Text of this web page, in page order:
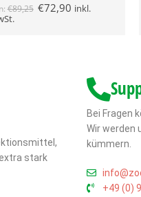
€89,25 €72,90 inkl.
stark
Bei Fragen
Wir werden
kümmern.
+49 (0)